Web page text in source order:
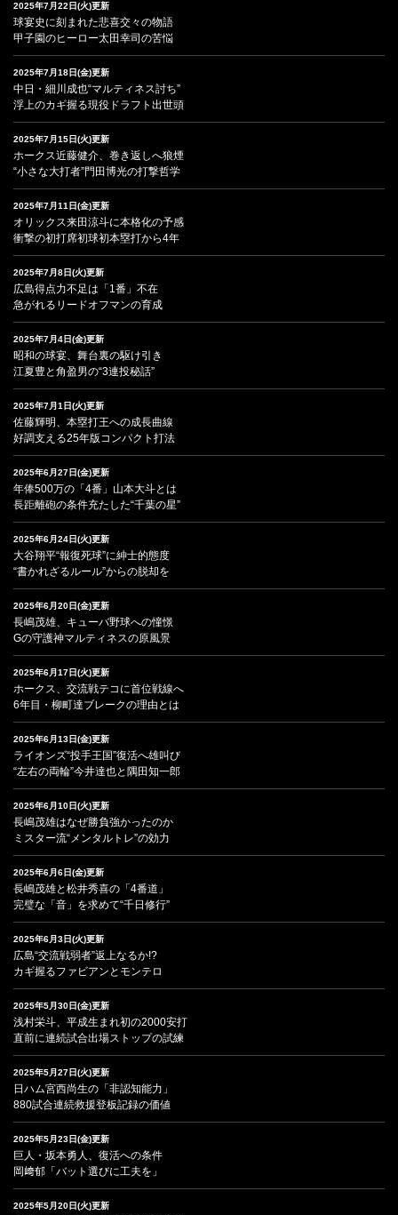
2025年7月22日(火)更新
球宴史に刻まれた悲喜交々の物語
甲子園のヒーロー太田幸司の苦悩
2025年7月18日(金)更新
中日・細川成也“マルティネス討ち”
浮上のカギ握る現役ドラフト出世頭
2025年7月15日(火)更新
ホークス近藤健介、巻き返しへ狼煙
“小さな大打者”門田博光の打撃哲学
2025年7月11日(金)更新
オリックス来田涼斗に本格化の予感
衝撃の初打席初球初本塁打から4年
2025年7月8日(火)更新
広島得点力不足は「1番」不在
急がれるリードオフマンの育成
2025年7月4日(金)更新
昭和の球宴、舞台裏の駆け引き
江夏豊と角盈男の“3連投秘話”
2025年7月1日(火)更新
佐藤輝明、本塁打王への成長曲線
好調支える25年版コンパクト打法
2025年6月27日(金)更新
年俸500万の「4番」山本大斗とは
長距離砲の条件充たした“千葉の星”
2025年6月24日(火)更新
大谷翔平“報復死球”に紳士的態度
“書かれざるルール”からの脱却を
2025年6月20日(金)更新
長嶋茂雄、キューバ野球への憧憬
Gの守護神マルティネスの原風景
2025年6月17日(火)更新
ホークス、交流戦テコに首位戦線へ
6年目・柳町達ブレークの理由とは
2025年6月13日(金)更新
ライオンズ“投手王国”復活へ雄叫び
“左右の両輪”今井達也と隅田知一郎
2025年6月10日(火)更新
長嶋茂雄はなぜ勝負強かったのか
ミスター流“メンタルトレ”の効力
2025年6月6日(金)更新
長嶋茂雄と松井秀喜の「4番道」
完璧な「音」を求めて“千日修行”
2025年6月3日(火)更新
広島“交流戦弱者”返上なるか!?
カギ握るファビアンとモンテロ
2025年5月30日(金)更新
浅村栄斗、平成生まれ初の2000安打
直前に連続試合出場ストップの試練
2025年5月27日(火)更新
日ハム宮西尚生の「非認知能力」
880試合連続救援登板記録の価値
2025年5月23日(金)更新
巨人・坂本勇人、復活への条件
岡﨑郁「バット選びに工夫を」
2025年5月20日(火)更新